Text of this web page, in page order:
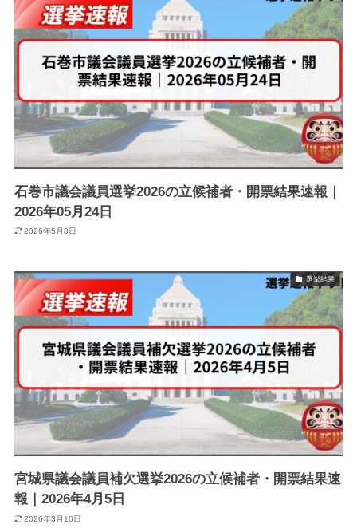
石巻市議会議員選挙2026の立候補者・開票結果速報｜
2026年05月24日
2026年5月8日
選挙結果
宮城県議会議員補欠選挙2026の立候補者・開票結果速
報｜2026年4月5日
2026年3月10日